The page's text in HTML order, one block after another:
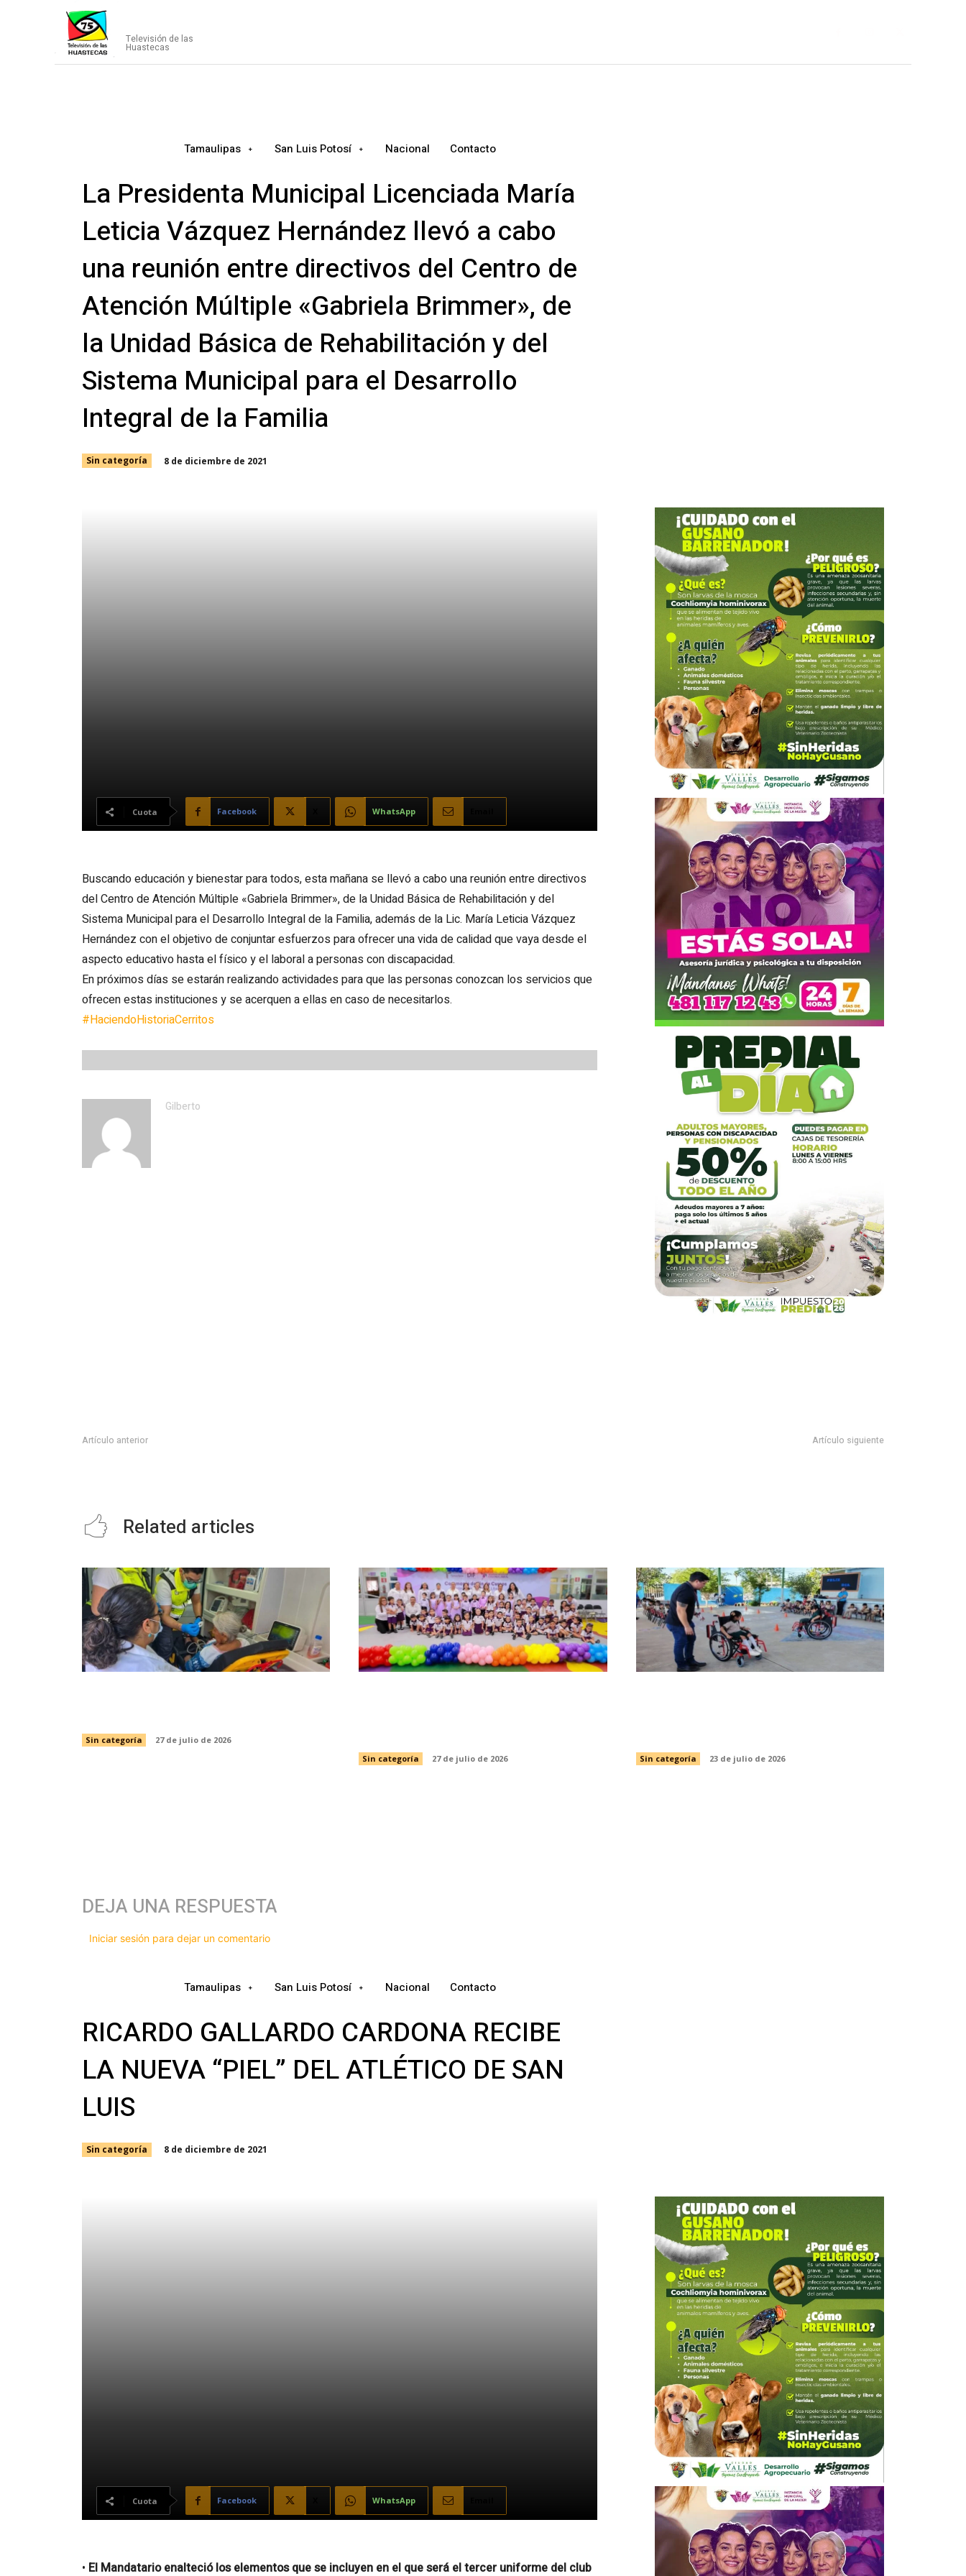
Televisión de las
Huastecas
Tamaulipas San Luis Potosí Nacional Contacto
La Presidenta Municipal Licenciada María
Leticia Vázquez Hernández llevó a cabo
una reunión entre directivos del Centro de
Atención Múltiple «Gabriela Brimmer», de
la Unidad Básica de Rehabilitación y del
Sistema Municipal para el Desarrollo
Integral de la Familia
Sin categoría 8 de diciembre de 2021
Cuota Facebook WhatsApp
Buscando educación y bienestar para todos, esta mañana se llevó a cabo una reunión entre directivos
del Centro de Atención Múltiple «Gabriela Brimmer», de la Unidad Básica de Rehabilitación y del
Sistema Municipal para el Desarrollo Integral de la Familia, además de la Lic. María Leticia Vázquez
Hernández con el objetivo de conjuntar esfuerzos para ofrecer una vida de calidad que vaya desde el
aspecto educativo hasta el físico y el laboral a personas con discapacidad.
En próximos días se estarán realizando actividades para que las personas conozcan los servicios que
ofrecen estas instituciones y se acerquen a ellas en caso de necesitarlos.
#HaciendoHistoriaCerritos
Gilberto
Artículo anterior Artículo siguiente
Related articles
Sin categoría 27 de julio de 2026
Sin categoría 27 de julio de 2026 Sin categoría 23 de julio de 2026
DEJA UNA RESPUESTA
Iniciar sesión para dejar un comentario